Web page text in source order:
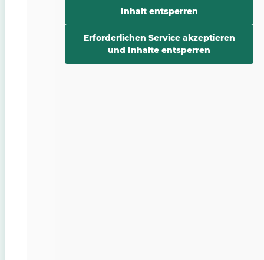
Inhalt entsperren
Erforderlichen Service akzeptieren
und Inhalte entsperren